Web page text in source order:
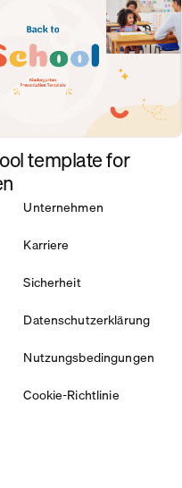
template for
Unternehmen
Karriere
Sicherheit
Datenschutzerklärung
Nutzungsbedingungen
Cookie-Richtlinie